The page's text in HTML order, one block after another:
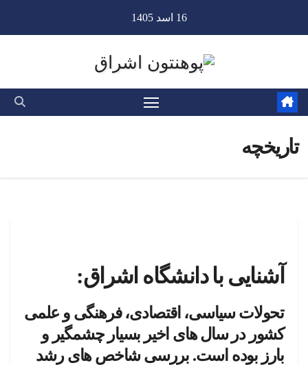
16 اسد 1405
تاریخچه
آشنایی با دانشگاه اشراق:
تحولات سیاسی، اقتصادی، فرهنگی و علمی
کشور در سال ­های اخیر بسیار چشمگیر و
بارز بوده است. بررسی شاخص­ های رشد